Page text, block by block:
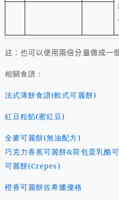
註：也可以使用兩倍分量做成一
相關食譜：
法式薄餅食譜(軟式可麗餅)
紅豆粒餡(蜜紅豆)
全麥可麗餅(無油配方)
巧克力香蕉可麗餅&荷包蛋乳酪
可麗餅(Crepes)
橙香可麗餅佐希臘優格